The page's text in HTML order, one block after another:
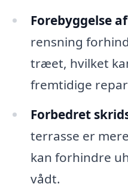
Forebyggelse
rensning
træet, hvilket
fremtidige
Forbedret
terrasse er
kan forhindre
vådt.